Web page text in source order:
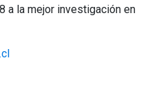
a la mejor investigación en